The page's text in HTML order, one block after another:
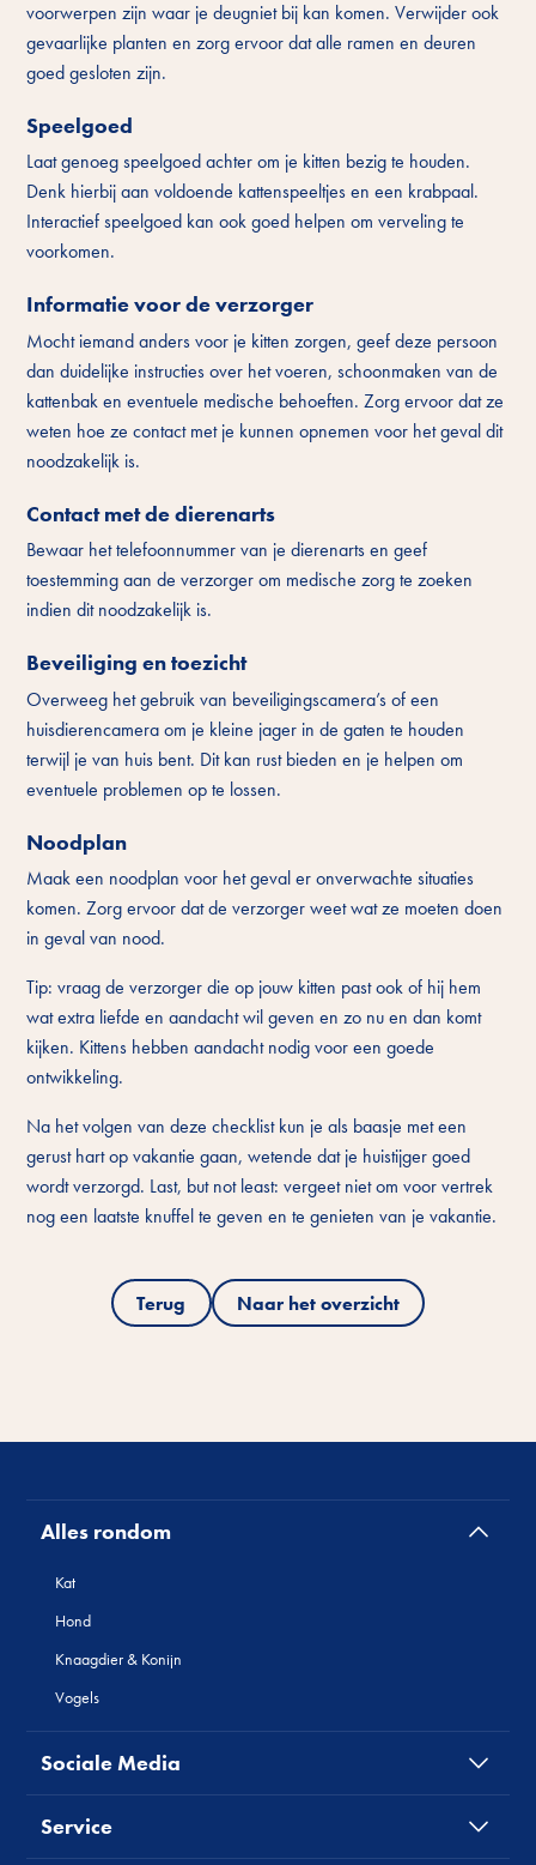
voorwerpen zijn waar je deugniet bij kan komen. Verwijder ook
gevaarlijke planten en zorg ervoor dat alle ramen en deuren
goed gesloten zijn.
Speelgoed
Laat genoeg speelgoed achter om je kitten bezig te houden.
Denk hierbij aan voldoende kattenspeeltjes en een krabpaal.
Interactief speelgoed kan ook goed helpen om verveling te
voorkomen.
Informatie voor de verzorger
Mocht iemand anders voor je kitten zorgen, geef deze persoon
dan duidelijke instructies over het voeren, schoonmaken van de
kattenbak en eventuele medische behoeften. Zorg ervoor dat ze
weten hoe ze contact met je kunnen opnemen voor het geval dit
noodzakelijk is.
Contact met de dierenarts
Bewaar het telefoonnummer van je dierenarts en geef
toestemming aan de verzorger om medische zorg te zoeken
indien dit noodzakelijk is.
Beveiliging en toezicht
Overweeg het gebruik van beveiligingscamera’s of een
huisdierencamera om je kleine jager in de gaten te houden
terwijl je van huis bent. Dit kan rust bieden en je helpen om
eventuele problemen op te lossen.
Noodplan
Maak een noodplan voor het geval er onverwachte situaties
komen. Zorg ervoor dat de verzorger weet wat ze moeten doen
in geval van nood.
Tip: vraag de verzorger die op jouw kitten past ook of hij hem
wat extra liefde en aandacht wil geven en zo nu en dan komt
kijken. Kittens hebben aandacht nodig voor een goede
ontwikkeling.
Na het volgen van deze checklist kun je als baasje met een
gerust hart op vakantie gaan, wetende dat je huistijger goed
wordt verzorgd. Last, but not least: vergeet niet om voor vertrek
nog een laatste knuffel te geven en te genieten van je vakantie.
Terug Naar het overzicht
Alles rondom
Kat
Hond
Knaagdier & Konijn
Vogels
Sociale Media
Service